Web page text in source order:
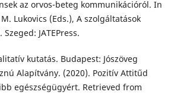
az orvos-beteg kommunikációról. In
Lukovics (Eds.), A szolgáltatások
JATEPress.
kutatás. Budapest: Jószöveg
Alapítvány. (2020). Pozitív Attitűd
egészségügyért. Retrieved from